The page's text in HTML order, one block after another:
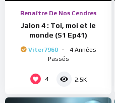
Renaître De Nos Cendres
Jalon 4 : Toi, moi et le
monde (S1 Ep41)
Viter7960
4 Années
Passés
4 2.5K